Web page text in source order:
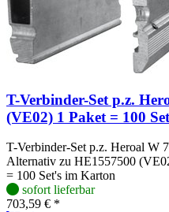
T-Verbinder-Set p.z.
(VE02) 1 Paket = 100
T-Verbinder-Set p.z. Heroal W
Alternativ zu HE1557500
= 100 Set's im Karton
sofort lieferbar
703,59 € *